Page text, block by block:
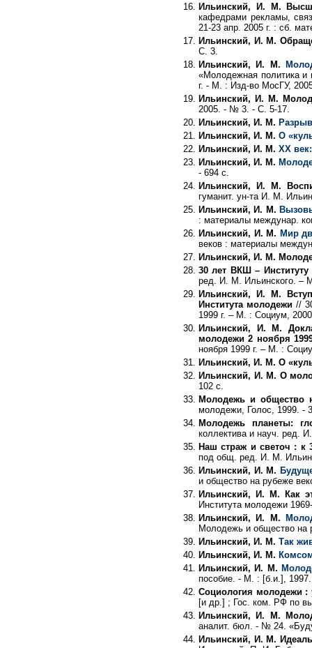
Ильинский, И. М.
кафедрами рекламы,
21-23 апр. 2005 г. : сб.
Ильинский, И. М.
С. 3.
Ильинский, И. М.
«Молодежная политика и
г. - М. : Изд-во МосГУ,
Ильинский, И. М.
2005. - № 3. - С. 5-17.
Ильинский, И. М.
Ильинский, И. М. О
Ильинский, И. М. XX
Ильинский, И. М.
- 694 с.
Ильинский, И. М.
гуманит. ун-та И. М.
Ильинский, И. М.
: материалы междунар.
Ильинский, И. М. Мир
веков : материалы
Ильинский, И. М.
30 лет ВКШ –
ред. И. М. Ильинского. –
Ильинский, И. М.
Института молодежи //
1999 г. – М. : Социум,
Ильинский, И. М.
молодежи 2 ноября
ноября 1999 г. – М. :
Ильинский, И. М. О
Ильинский, И. М. О
102 с.
Молодежь и общество
молодежи, Голос, 1999. -
Молодежь планеты:
коллектива и науч. ред.
Наш страж и светоч : к
под общ. ред. И. М.
Ильинский, И. М.
и общество на рубеже
Ильинский, И. М. Как
Института молодежи
Ильинский, И. М.
Молодежь и общество на
Ильинский, И. М. Так
Ильинский, И. М.
Ильинский, И. М.
пособие. - М. : [б.и.],
Социология молодежи :
[и др.] ; Гос. ком. РФ по
Ильинский, И. М.
аналит. бюл. - № 24.
Ильинский, И. М.